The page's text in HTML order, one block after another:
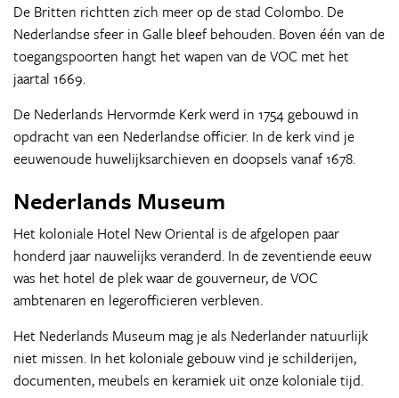
De Britten richtten zich meer op de stad Colombo. De
Nederlandse sfeer in Galle bleef behouden. Boven één van de
toegangspoorten hangt het wapen van de VOC met het
jaartal 1669.
De Nederlands Hervormde Kerk werd in 1754 gebouwd in
opdracht van een Nederlandse officier. In de kerk vind je
eeuwenoude huwelijksarchieven en doopsels vanaf 1678.
Nederlands Museum
Het koloniale Hotel New Oriental is de afgelopen paar
honderd jaar nauwelijks veranderd. In de zeventiende eeuw
was het hotel de plek waar de gouverneur, de VOC
ambtenaren en legerofficieren verbleven.
Het Nederlands Museum mag je als Nederlander natuurlijk
niet missen. In het koloniale gebouw vind je schilderijen,
documenten, meubels en keramiek uit onze koloniale tijd.